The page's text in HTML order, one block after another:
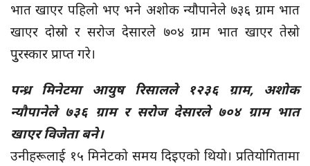
भात खाएर पहिलो भए भने अशोक न्यौपानेले ७३६ ग्राम भात
खाएर दोस्रो र सरोज देसारले ७०४ ग्राम भात खाएर तेस्रो
पुुरस्कार प्राप्त गरे।
पन्ध्र मिनेटमा आयुष रिसालले १२३६ ग्राम, अशोक
न्यौपानेले ७३६ ग्राम र सरोज देसारले ७०४ ग्राम भात
खाएर विजेता बने।
उनीहरूलाई १५ मिनेटको समय दिइएको थियो। प्रतियोगितामा